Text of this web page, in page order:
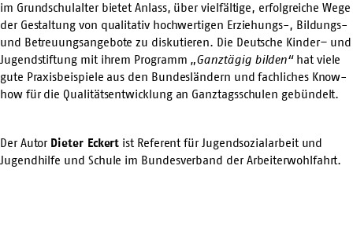
im Grundschulalter bietet Anlass, über vielfältige, erfolgreiche Wege
der Gestaltung von qualitativ hochwertigen Erziehungs-, Bildungs-
und Betreuungsangebote zu diskutieren. Die Deutsche Kinder– und
Jugendstiftung mit ihrem Programm „Ganztägig bilden“hat viele
gute Praxisbeispiele aus den Bundesländern und fachliches Know-
how für die Qualitätsentwicklung an Ganztagsschulen gebündelt.
Der Autor Dieter Eckert ist Referent für Jugendsozialarbeit und
Jugendhilfe und Schule im Bundesverband der Arbeiterwohlfahrt.